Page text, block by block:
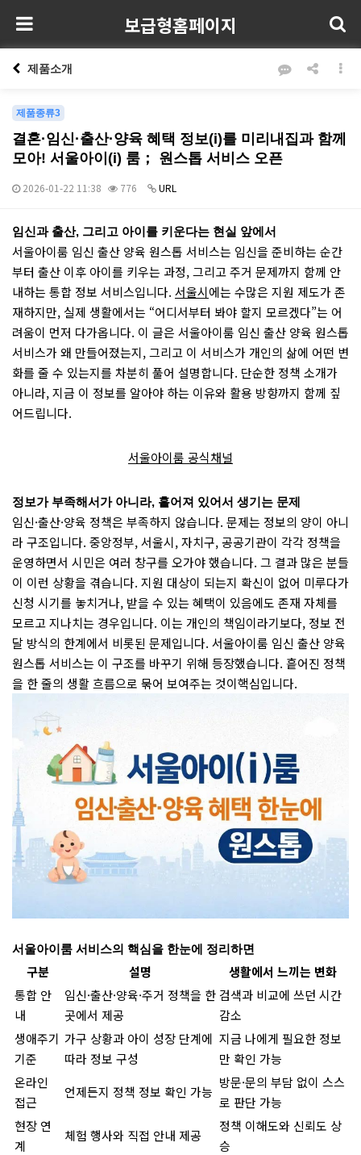
보급형홈페이지
제품소개
제품종류3
결혼·임신·출산·양육 혜택 정보(i)를 미리내집과 함께
모아! 서울아이(i) 룸； 원스톱 서비스 오픈
2026-01-22 11:38 776 URL
본문
임신과 출산, 그리고 아이를 키운다는 현실 앞에서
서울아이룸 임신 출산 양육 원스톱 서비스는 임신을 준비하는 순간
부터 출산 이후 아이를 키우는 과정, 그리고 주거 문제까지 함께 안
내하는 통합 정보 서비스입니다. 서울시에는 수많은 지원 제도가 존
재하지만, 실제 생활에서는 “어디서부터 봐야 할지 모르겠다”는 어
려움이 먼저 다가옵니다. 이 글은 서울아이룸 임신 출산 양육 원스톱
서비스가 왜 만들어졌는지, 그리고 이 서비스가 개인의 삶에 어떤 변
화를 줄 수 있는지를 차분히 풀어 설명합니다. 단순한 정책 소개가
아니라, 지금 이 정보를 알아야 하는 이유와 활용 방향까지 함께 짚
어드립니다.
서울아이룸 공식채널
정보가 부족해서가 아니라, 흩어져 있어서 생기는 문제
임신·출산·양육 정책은 부족하지 않습니다. 문제는 정보의 양이 아니
라 구조입니다. 중앙정부, 서울시, 자치구, 공공기관이 각각 정책을
운영하면서 시민은 여러 창구를 오가야 했습니다. 그 결과 많은 분들
이 이런 상황을 겪습니다. 지원 대상이 되는지 확신이 없어 미루다가
신청 시기를 놓치거나, 받을 수 있는 혜택이 있음에도 존재 자체를
모르고 지나치는 경우입니다. 이는 개인의 책임이라기보다, 정보 전
달 방식의 한계에서 비롯된 문제입니다. 서울아이룸 임신 출산 양육
원스톱 서비스는 이 구조를 바꾸기 위해 등장했습니다. 흩어진 정책
을 한 줄의 생활 흐름으로 묶어 보여주는 것이핵심입니다.
서울아이룸 서비스의 핵심을 한눈에 정리하면
구분 설명
생활에서 느끼는 변화
통합 안
내
임신·출산·양육·주거 정책을 한
곳에서 제공
검색과 비교에 쓰던 시간
감소
생애주기
기준
가구 상황과 아이 성장 단계에
따라 정보 구성
지금 나에게 필요한 정보
만 확인 가능
온라인
접근
언제든지 정책 정보 확인 가능
방문·문의 부담 없이 스스
로 판단 가능
현장 연
계
체험 행사와 직접 안내 제공
정책 이해도와 신뢰도 상
승